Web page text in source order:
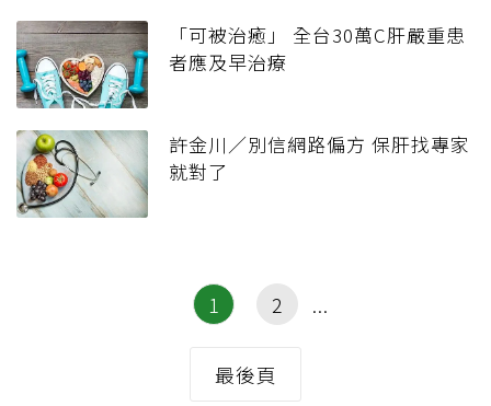
「可被治癒」 全台30萬C肝嚴重患
者應及早治療
許金川／別信網路偏方 保肝找專家
就對了
1 2
最後頁